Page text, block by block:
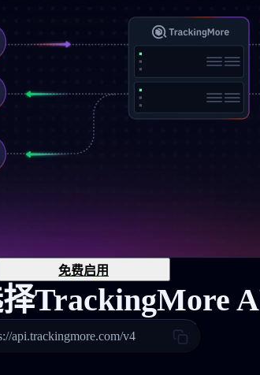
免费启用
TrackingMore
api.trackingmore.com/v4